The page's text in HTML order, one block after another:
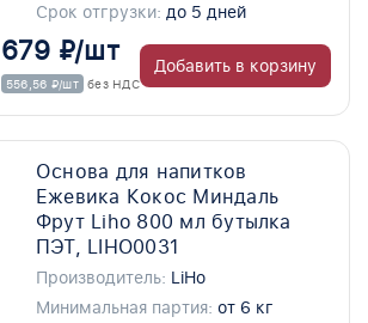
Срок отгрузки: до 5 дней
679 ₽/шт
556,56 ₽/шт без НДС
Добавить в корзину
Основа для напитков
Ежевика Кокос Миндаль
Фрут Liho 800 мл бутылка
ПЭТ, LIHO0031
Производитель: LiHo
Минимальная партия: от 6 кг